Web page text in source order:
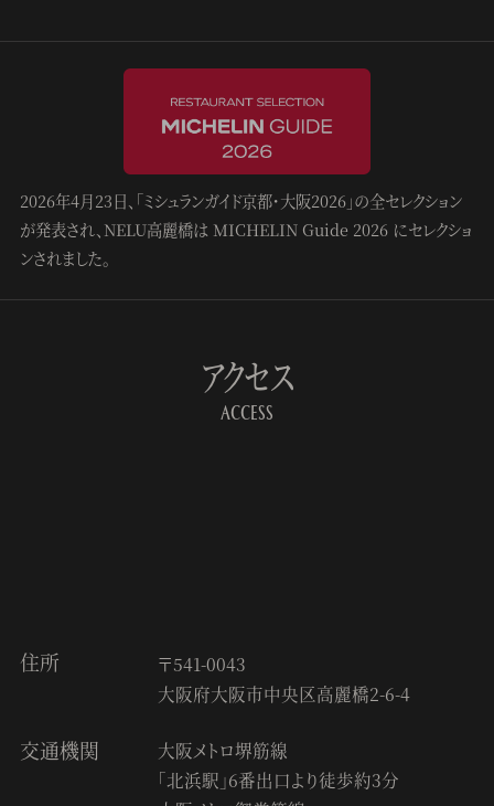
2026年4月23日、「ミシュランガイド京都・大阪2026」の全セレクション
が発表され、NELU高麗橋は MICHELIN Guide 2026 にセレクショ
ンされました。
アクセス
ACCESS
住所
〒541-0043
大阪府大阪市中央区高麗橋2-6-4
交通機関
大阪メトロ堺筋線
「北浜駅」6番出口より徒歩約3分